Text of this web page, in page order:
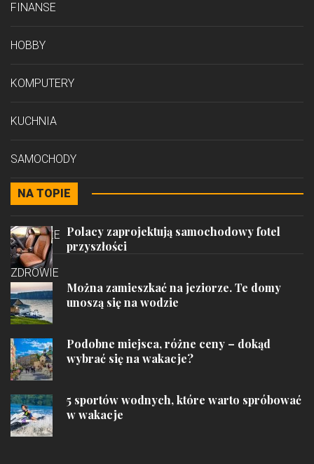
FINANSE
HOBBY
KOMPUTERY
KUCHNIA
SAMOCHODY
STYL
PODRÓŻE
ZDROWIE
NA TOPIE
Polacy zaprojektują samochodowy fotel
przyszłości
Można zamieszkać na jeziorze. Te domy
unoszą się na wodzie
Podobne miejsca, różne ceny – dokąd
wybrać się na wakacje?
5 sportów wodnych, które warto spróbować
w wakacje